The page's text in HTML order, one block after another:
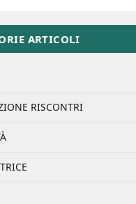
ARTICOLI
RISCONTRI